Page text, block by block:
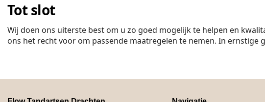
Tot slot
Wij doen ons uiterste best om u zo goed mogelijk te helpen en
ons het recht voor om passende maatregelen te nemen. In